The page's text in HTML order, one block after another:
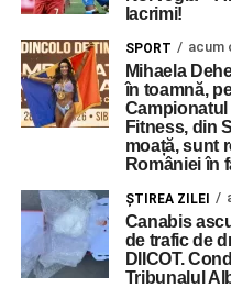
lacrimi!
SPORT acum
Mihaela
în toamnă,
Fitness, din
moață, sunt
României în
ŞTIREA ZILEI
Canabis
de trafic de
DIICOT.
Tribunalul